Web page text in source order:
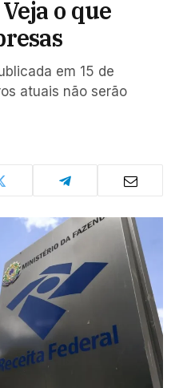
o que
em 15 de
atuais não serão